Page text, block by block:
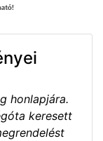
honlapjára.
keresett